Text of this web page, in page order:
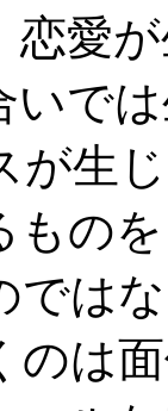
恋愛
いで
が生
ものを
では
のは